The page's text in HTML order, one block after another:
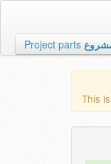
Project parts
This